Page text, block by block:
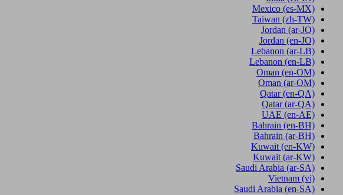
Mexico (es-MX)
Taiwan (zh-TW)
Jordan (ar-JO)
Jordan (en-JO)
Lebanon (ar-LB)
Lebanon (en-LB)
Oman (en-OM)
Oman (ar-OM)
Qatar (en-QA)
Qatar (ar-QA)
UAE (en-AE)
Bahrain (en-BH)
Bahrain (ar-BH)
Kuwait (en-KW)
Kuwait (ar-KW)
Saudi Arabia (ar-SA)
Vietnam (vi)
Saudi Arabia (en-SA)